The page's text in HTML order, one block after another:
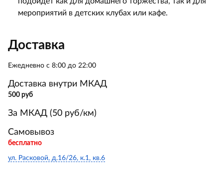
мероприятий в детских клубах или кафе.
Доставка
Ежедневно с 8:00 до 22:00
Доставка внутри МКАД
500 руб
За МКАД (50 руб/км)
Самовывоз
бесплатно
ул. Расковой, д.16/26, к.1, кв.6